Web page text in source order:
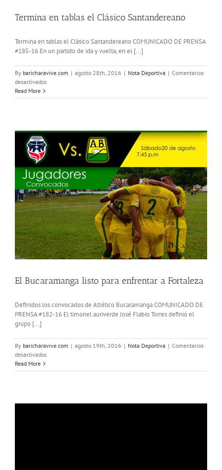
Termina en tablas el Clásico Santandereano
Termina en tablas el Clásico Santandereano COMUNICADO DE PRENSA
#185-16 En un partido de ida y vuelta, en el [...]
By baricharavive.com | agosto 28th, 2016 | Nota Deportiva | Comentarios
desactivadosen
en
Santandereano
Read More
El Bucaramanga listo para enfrentar a Fortaleza
Definidos los convocados de Atlético Bucaramanga COMUNICADO DE
PRENSA #182-16 El timonel auriverde José Flabio Torres definió el
grupo [...]
By baricharavive.com | agosto 19th, 2016 | Nota Deportiva | Comentarios
desactivadosen
Bucaramanga
Read More